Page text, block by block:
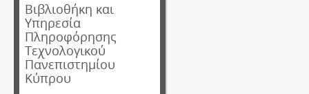
Βιβλιοθήκη και
Υπηρεσία
Πληροφόρησης
Τεχνολογικού
Πανεπιστημίου
Κύπρου